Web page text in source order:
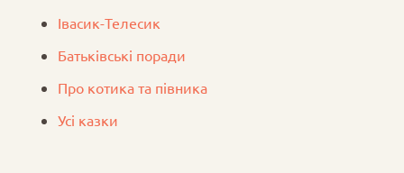
Iвасик-Телесик
Батьківські поради
Про котика та півника
Усі казки